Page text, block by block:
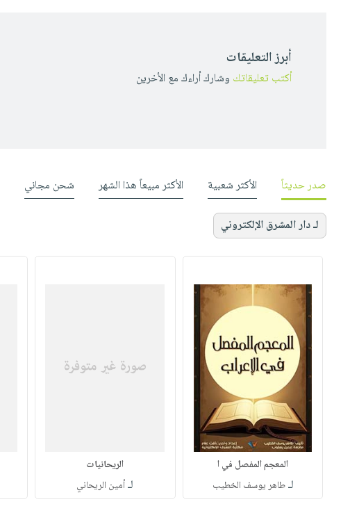
أبرز التعليقات
أكتب تعليقاتك وشارك أراءك مع الأخرين
صدر حديثاً الأكثر شعبية الأكثر مبيعاً هذا الشهر شحن مجاني
لـ دار المشرق الإلكتروني
المعجم المفصل في ا
لـطاهر يوسف الخطيب
الريحانيات
لـأمين الريحاني